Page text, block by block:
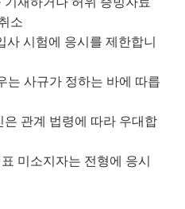
소
시험에 응시를 제한합니
는 사규가 정하는 바에 따릅
관계 법령에 따라 우대합
미소지자는 전형에 응시